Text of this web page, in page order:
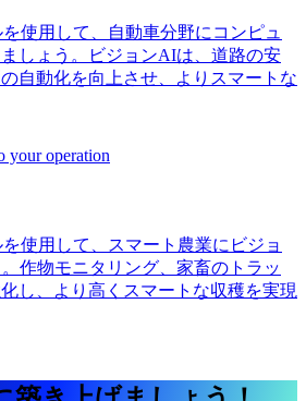
使用して、自動車分野にコンピュ
しょう。ビジョンAIは、道路の安
自動化を向上させ、よりスマートな
使用して、スマート農業にビジョ
作物モニタリング、家畜のトラッ
し、より高くスマートな収穫を実現